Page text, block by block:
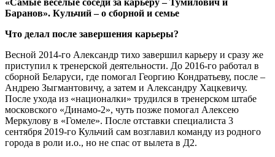
Баранов». Кульчий – о сборной и семье
Что делал после завершения карьеры?
Весной 2014-го Александр тихо завершил карьеру и сразу же
приступил к тренерской деятельности. До 2016-го работал в
сборной Беларуси, где помогал Георгию Кондратьеву, после –
Андрею Зыгмантовичу, а затем и Александру Хацкевичу.
После ухода из «националки» трудился в тренерском штабе
московского «Динамо-2», чуть позже помогал Алексею
Меркулову в «Гомеле». После отставки специалиста 3
сентября 2019-го Кульчий сам возглавил команду из родного
города в роли и.о., но не спас от вылета в Д2.